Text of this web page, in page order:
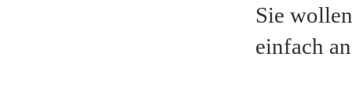
Sie
einfach an